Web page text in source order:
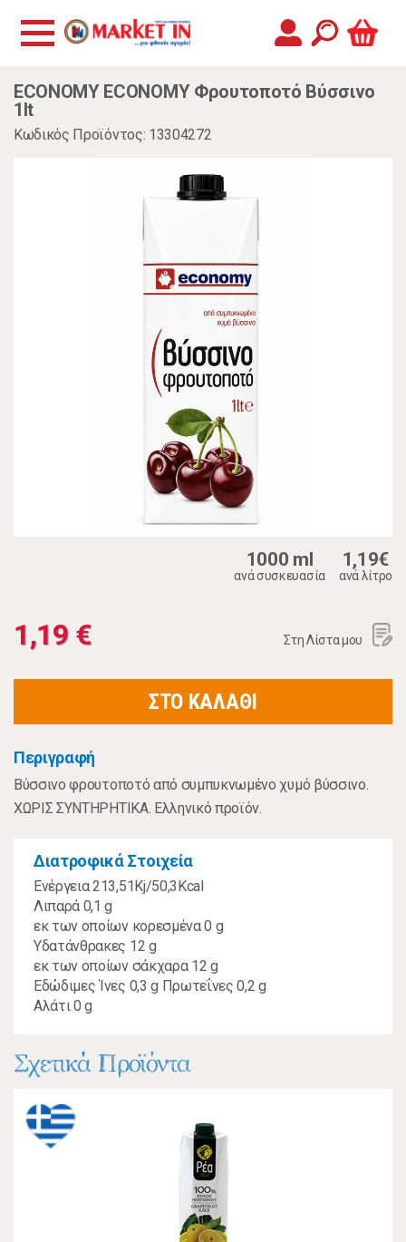
ECONOMY ECONOMY Φρουτοποτό Βύσσινο
1lt
Κωδικός Προϊόντος: 13304272
1000 ml
ανά συσκευασία
1,19€
ανά λίτρο
1,19 € Στη Λίστα μου
ΣΤΟ ΚΑΛΑΘΙ
Περιγραφή
Βύσσινο φρουτοποτό από συμπυκνωμένο χυμό βύσσινο.
ΧΩΡΙΣ ΣΥΝΤΗΡΗΤΙΚΑ. Ελληνικό προϊόν.
Διατροφικά Στοιχεία
Ενέργεια 213,51Kj/50,3Kcal
Λιπαρά 0,1 g
εκ των οποίων κορεσμένα 0 g
Υδατάνθρακες 12 g
εκ των οποίων σάκχαρα 12 g
Εδώδιμες Ίνες 0,3 g Πρωτεΐνες 0,2 g
Αλάτι 0 g
Σχετικά Προϊόντα